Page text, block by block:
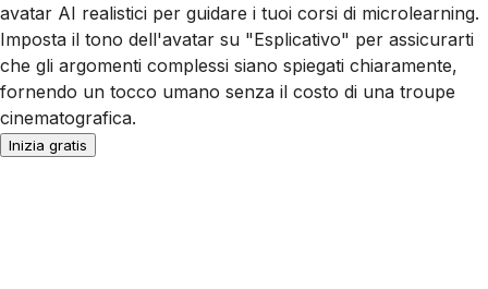
avatar AI realistici per guidare i tuoi corsi di microlearning.
Imposta il tono dell'avatar su "Esplicativo" per assicurarti
che gli argomenti complessi siano spiegati chiaramente,
fornendo un tocco umano senza il costo di una troupe
cinematografica.
Inizia gratis